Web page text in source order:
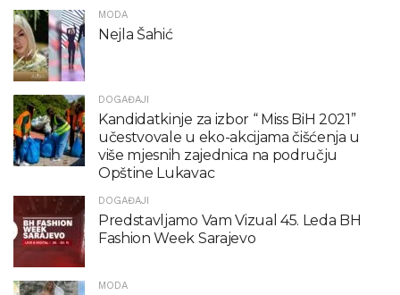
MODA
Nejla Šahić
DOGAĐAJI
Kandidatkinje za izbor “ Miss BiH 2021”
učestvovale u eko-akcijama čišćenja u
više mjesnih zajednica na području
Opštine Lukavac
DOGAĐAJI
Predstavljamo Vam Vizual 45. Leda BH
Fashion Week Sarajevo
MODA